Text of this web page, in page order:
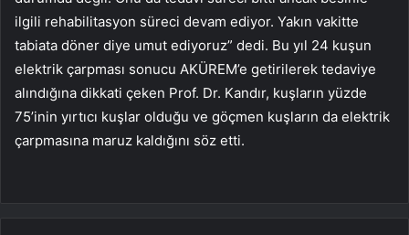
ilgili rehabilitasyon süreci devam ediyor. Yakın vakitte
tabiata döner diye umut ediyoruz” dedi. Bu yıl 24 kuşun
elektrik çarpması sonucu AKÜREM’e getirilerek tedaviye
alındığına dikkati çeken Prof. Dr. Kandır, kuşların yüzde
75’inin yırtıcı kuşlar olduğu ve göçmen kuşların da elektrik
çarpmasına maruz kaldığını söz etti.